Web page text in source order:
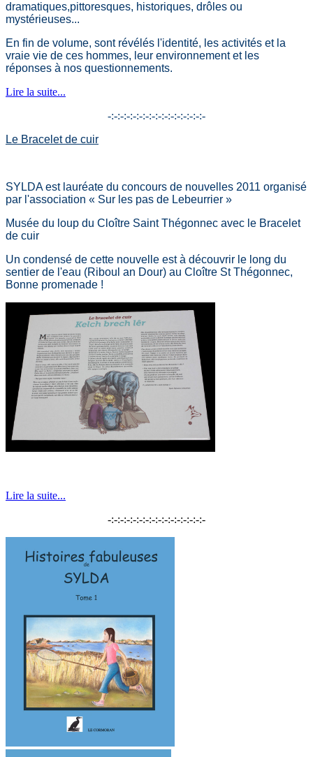
dramatiques,pittoresques, historiques, drôles ou
mystérieuses...
En fin de volume, sont révélés l'identité, les activités et la
vraie vie de ces hommes, leur environnement et les
réponses à nos questionnements.
Lire la suite...
-:-:-:-:-:-:-:-:-:-:-:-:-:-:-:-
Le Bracelet de cuir
SYLDA est lauréate du concours de nouvelles 2011 organisé
par l'association « Sur les pas de Lebeurrier »
Musée du loup du Cloître Saint Thégonnec avec le Bracelet
de cuir
Un condensé de cette nouvelle est à découvrir le long du
sentier de l'eau (Riboul an Dour) au Cloître St Thégonnec,
Bonne promenade !
Lire la suite...
-:-:-:-:-:-:-:-:-:-:-:-:-:-:-:-